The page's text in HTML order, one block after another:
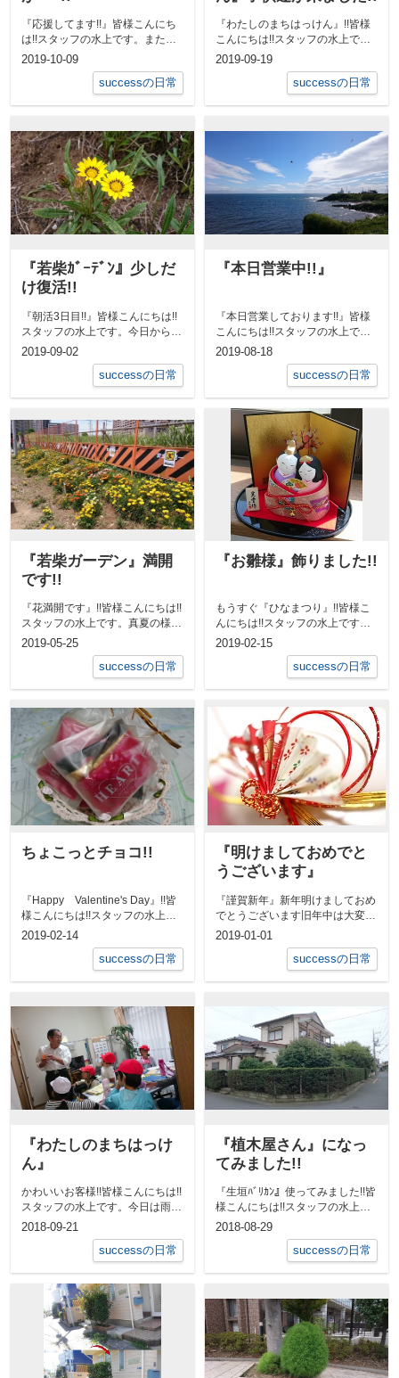
『応援してます!!』皆様こんにち
は!!スタッフの水上です。またま
たﾜｰﾙﾄﾞｶｯﾌﾟの話題になってし...
2019-10-09
successの日常
『わたしのまちはっけん』!!皆様
こんにちは!!スタッフの水上で
す。今年も『まちはっけん』の子
2019-09-19
successの日常
『若柴ｶﾞｰﾃﾞﾝ』少しだ
け復活!!
『朝活3日目!!』皆様こんにちは!!
スタッフの水上です。今日から学
校もスタートですね!!長い夏休
2019-09-02
successの日常
『本日営業中!!』
『本日営業しております!!』皆様
こんにちは!!スタッフの水上で
す。暫くお盆休みを頂いておりま
2019-08-18
successの日常
『若柴ガーデン』満開
です!!
『花満開です』!!皆様こんにちは!!
スタッフの水上です。真夏の様な
暑さに体が驚いておりますが、皆
2019-05-25
successの日常
『お雛様』飾りました!!
もうすぐ『ひなまつり』!!皆様こ
んにちは!!スタッフの水上です。
遅ればせながら･･･お雛様、飾り
2019-02-15
successの日常
ちょこっとチョコ!!
『Happy Valentine's Day』!!皆
様こんにちは!!スタッフの水上で
す。Happy ...
2019-02-14
successの日常
『明けましておめでと
うございます』
『謹賀新年』新年明けましておめ
でとうございます旧年中は大変お
世話になり、誠にありがとうござ
2019-01-01
successの日常
『わたしのまちはっけ
ん』
かわいいお客様!!皆様こんにちは!!
スタッフの水上です。今日は雨の
中、かわいいお客様が沢山お見え
2018-09-21
successの日常
『植木屋さん』になっ
てみました!!
『生垣ﾊﾞﾘｶﾝ』使ってみました!!皆
様こんにちは!!スタッフの水上で
す。先週、ｼﾞｮｲﾌﾙで購入し...
2018-08-29
successの日常